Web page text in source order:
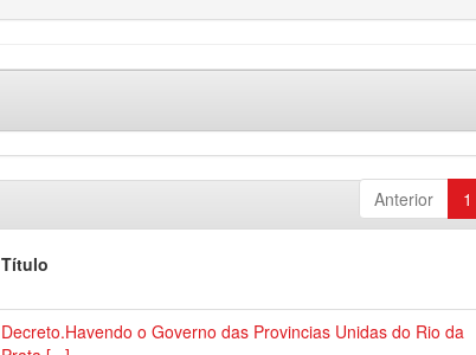
Anterior 1
Título
Decreto.Havendo o Governo das Provincias Unidas do Rio da